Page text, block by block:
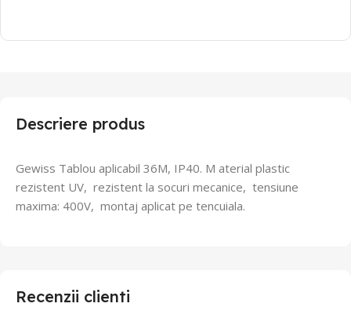
Descriere produs
Gewiss Tablou aplicabil 36M, IP40. M aterial plastic
rezistent UV, rezistent la socuri mecanice, tensiune
maxima: 400V, montaj aplicat pe tencuiala.
Recenzii clienti